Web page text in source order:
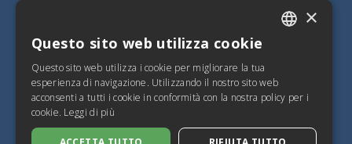
FRENCH
ENGLISH
×
Questo sito web utilizza cookie
Questo sito web utilizza i cookie per migliorare la tua
esperienza di navigazione. Utilizzando il nostro sito web
acconsenti a tutti i cookie in conformità con la nostra policy per i
cookie. Leggi di più